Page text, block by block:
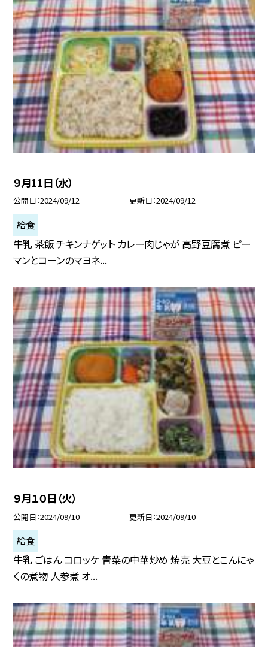
９月11日（水）
公開日 2024/09/12 更新日 2024/09/12
給食
牛乳 茶飯 チキンナゲット カレー肉じゃが 高野豆腐煮 ピー
マンとコーンのマヨネ...
９月１０日（火）
公開日 2024/09/10 更新日 2024/09/10
給食
牛乳 ごはん コロッケ 青菜の中華炒め 焼売 大豆とこんにゃ
くの煮物 人参煮 オ...